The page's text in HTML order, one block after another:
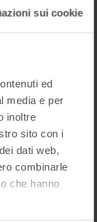
ed
e per
inoltre
sito con i
dati web,
combinarle
che hanno